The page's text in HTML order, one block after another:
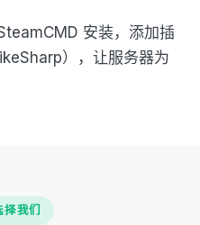
安装，添加插
），让服务器为
择我们